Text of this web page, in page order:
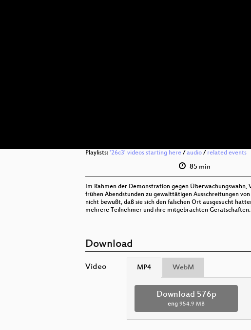
Playlists: '26c3' videos starting here / audio / related events
85 min
Im Rahmen der Demonstration gegen
frühen Abendstunden zu gewalttätigen Ausschreitungen
nicht bewußt, daß sie sich den falschen Ort ausgesucht
mehrere Teilnehmer und ihre mitgebrachten
Download
Video MP4 WebM
Download 576p
eng 954.9 MB